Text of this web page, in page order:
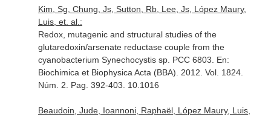
Kim, Sg, Chung, Js, Sutton, Rb, Lee, Js, López Maury,
Luis, et. al.:
Redox, mutagenic and structural studies of the
glutaredoxin/arsenate reductase couple from the
cyanobacterium Synechocystis sp. PCC 6803. En:
Biochimica et Biophysica Acta (BBA) . 2012. Vol. 1824.
Núm. 2. Pag. 392-403. 10.1016
Beaudoin, Jude, Ioannoni, Raphaël, López Maury, Luis,